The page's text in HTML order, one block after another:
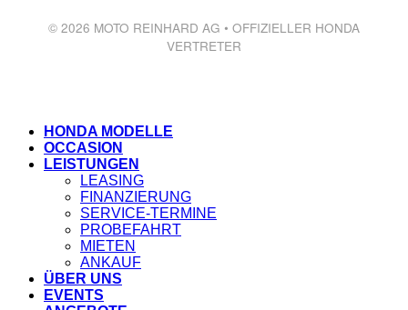
© 2026 MOTO REINHARD AG • OFFIZIELLER HONDA
VERTRETER
HONDA MODELLE
OCCASION
LEISTUNGEN
LEASING
FINANZIERUNG
SERVICE-TERMINE
PROBEFAHRT
MIETEN
ANKAUF
ÜBER UNS
EVENTS